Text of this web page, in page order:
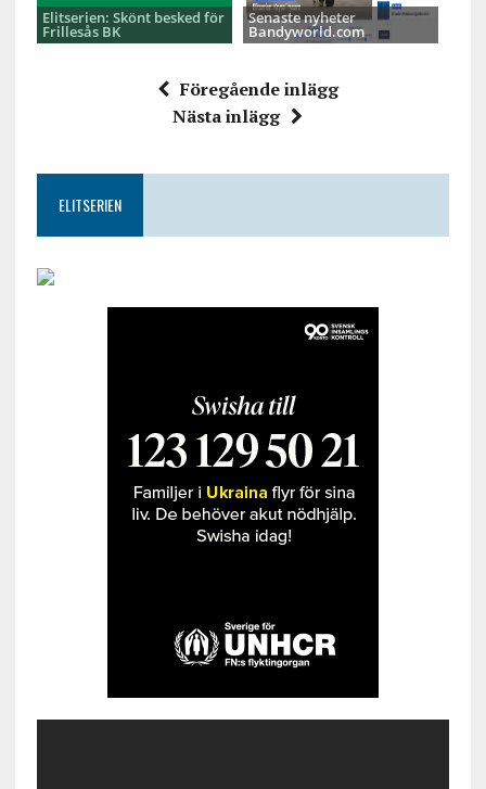
Elitserien: Skönt besked för
Frillesås BK
Senaste nyheter
Bandyworld.com
Föregående inlägg
Nästa inlägg
ELITSERIEN